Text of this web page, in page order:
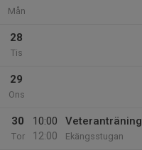
Mån
28
Tis
29
Ons
30
Tor
10:00
12:00
Veteranträning
Ekängsstugan